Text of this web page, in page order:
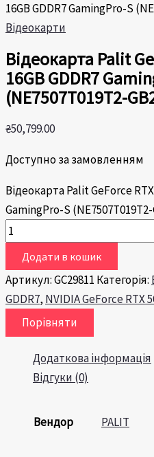
16GB GDDR7 GamingPro-S
Відеокарти
Відеокарта Palit
16GB GDDR7
(NE7507T019T2-
₴50,799.00
Доступно за замовленням
Відеокарта Palit GeForce
GamingPro-S (NE7507T019T2-
Додати в кошик
Артикул:GC29811 Категорія:
GDDR7, NVIDIA GeForce RTX
Порівняти
Додаткова інформація
Відгуки (0)
Вендор PALIT